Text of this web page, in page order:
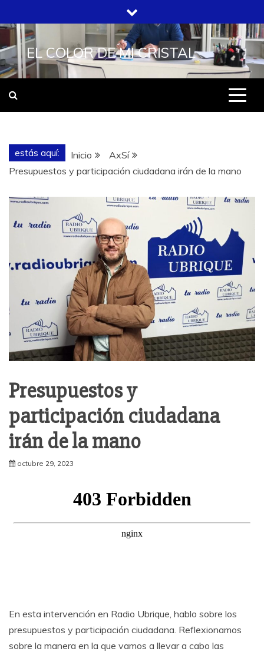
al
contenido
EL COLOR DE MI CRISTAL
estás aquí: Inicio
AxSí
Presupuestos y participación ciudadana irán de la mano
Presupuestos y
participación ciudadana
irán de la mano
octubre 29, 2023
En esta intervención en Radio Ubrique, hablo sobre los
presupuestos y participación ciudadana. Reflexionamos
sobre la manera en la que vamos a llevar a cabo las